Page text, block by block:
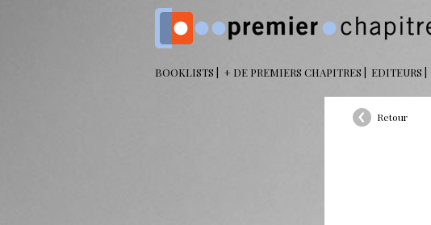
BOOKLISTS + DE PREMIERS CHAPITRES EDITEURS
Retour